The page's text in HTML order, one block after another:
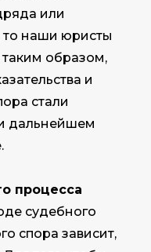
или
то наши юристы
образом,
и
стали
дальнейшем
процесса
судебного
спора зависит,